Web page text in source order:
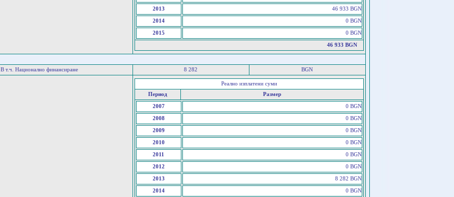
2013 46 933 BGN
2014 0 BGN
2015 0 BGN
46 933 BGN
В т.ч. Национално финансиране 8 282 BGN
Реално изплатени суми
Период
Размер
2007 0 BGN
2008 0 BGN
2009 0 BGN
2010 0 BGN
2011 0 BGN
2012 0 BGN
2013 8 282 BGN
2014 0 BGN